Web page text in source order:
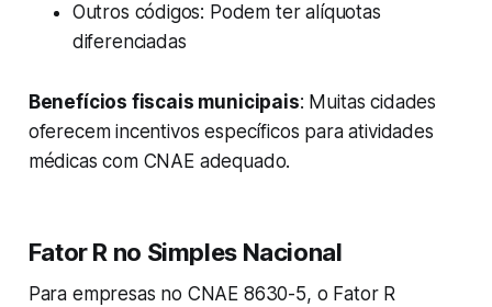
Outros códigos: Podem ter alíquotas
diferenciadas
Benefícios fiscais municipais: Muitas cidades
oferecem incentivos específicos para atividades
médicas com CNAE adequado.
Fator R no Simples Nacional
Para empresas no CNAE 8630-5, o Fator R